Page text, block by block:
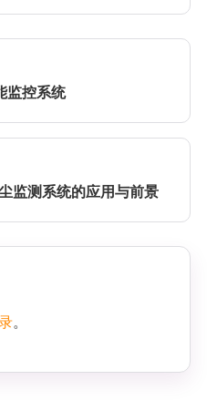
监控系统
监测系统的应用与前景
。